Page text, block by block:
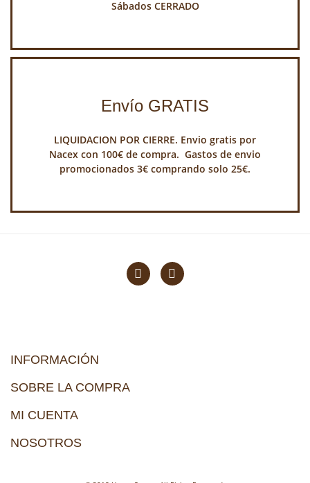
Sábados CERRADO
Envío GRATIS
LIQUIDACION POR CIERRE. Envio gratis por
Nacex con 100€ de compra. Gastos de envio
promocionados 3€ comprando solo 25€.
INFORMACIÓN
SOBRE LA COMPRA
MI CUENTA
NOSOTROS